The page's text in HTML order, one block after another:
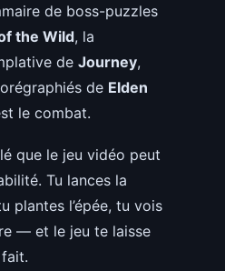
de boss-puzzles
the Wild, la
de Journey,
de Elden
le combat.
que le jeu vidéo peut
Tu lances la
plantes l’épée, tu vois
— et le jeu te laisse